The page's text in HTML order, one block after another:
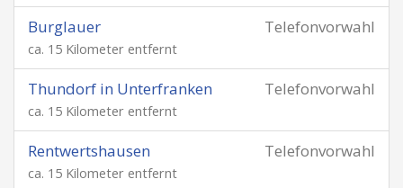
Telefonvorwahl
Burglauer
ca. 15 Kilometer entfernt
Telefonvorwahl
Thundorf in Unterfranken
ca. 15 Kilometer entfernt
Telefonvorwahl
Rentwertshausen
ca. 15 Kilometer entfernt